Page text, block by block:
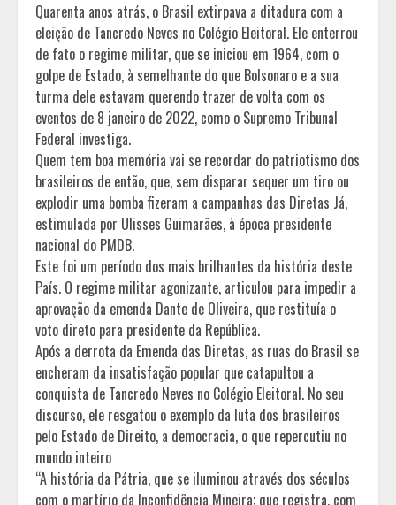
Quarenta anos atrás, o Brasil extirpava a ditadura com a
eleição de Tancredo Neves no Colégio Eleitoral. Ele enterrou
de fato o regime militar, que se iniciou em 1964, com o
golpe de Estado, à semelhante do que Bolsonaro e a sua
turma dele estavam querendo trazer de volta com os
eventos de 8 janeiro de 2022, como o Supremo Tribunal
Federal investiga.
Quem tem boa memória vai se recordar do patriotismo dos
brasileiros de então, que, sem disparar sequer um tiro ou
explodir uma bomba fizeram a campanhas das Diretas Já,
estimulada por Ulisses Guimarães, à época presidente
nacional do PMDB.
Este foi um período dos mais brilhantes da história deste
País. O regime militar agonizante, articulou para impedir a
aprovação da emenda Dante de Oliveira, que restituía o
voto direto para presidente da República.
Após a derrota da Emenda das Diretas, as ruas do Brasil se
encheram da insatisfação popular que catapultou a
conquista de Tancredo Neves no Colégio Eleitoral. No seu
discurso, ele resgatou o exemplo da luta dos brasileiros
pelo Estado de Direito, a democracia, o que repercutiu no
mundo inteiro
“A história da Pátria, que se iluminou através dos séculos
com o martírio da Inconfidência Mineira; que registra, com